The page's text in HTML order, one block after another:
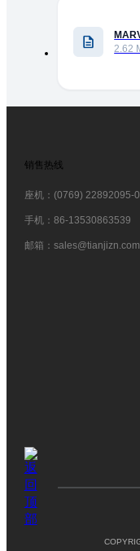
2.62
销售热线
座机：(0769) 22892095-0
手机：86-13530863539
邮箱：sales@tianjizn.com